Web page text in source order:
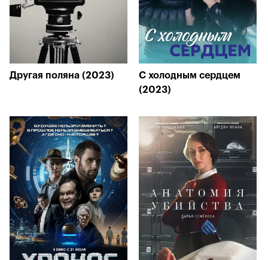
Другая поляна (2023)
С холодным сердцем
(2023)